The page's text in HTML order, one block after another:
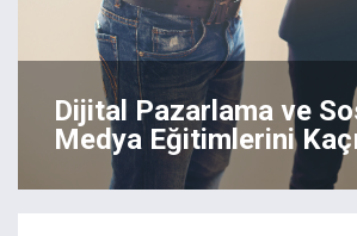
Dijital Pazarlama ve
Medya Eğitimlerini